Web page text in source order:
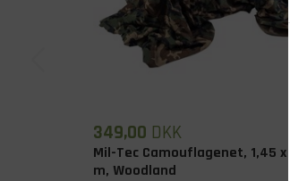
349,00 DKK
Mil-Tec Camouflagenet, 1,45 x 3
m, Woodland